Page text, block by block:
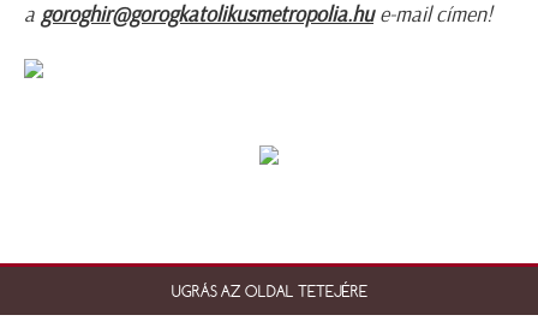
a goroghir@gorogkatolikusmetropolia.hue-mail címen!
UGRÁS AZ OLDAL TETEJÉRE